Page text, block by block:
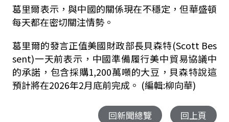
葛里爾表示，與中國的關係現在不穩定，但華盛頓
每天都在密切關注情勢。
葛里爾的發言正值美國財政部長貝森特(Scott Bes
sent)一天前表示，中國準備履行美中貿易協議中
的承諾，包含採購1,200萬噸的大豆，貝森特說這
預計將在2026年2月底前完成。 (編輯:柳向華)
回新聞總覽 回上頁